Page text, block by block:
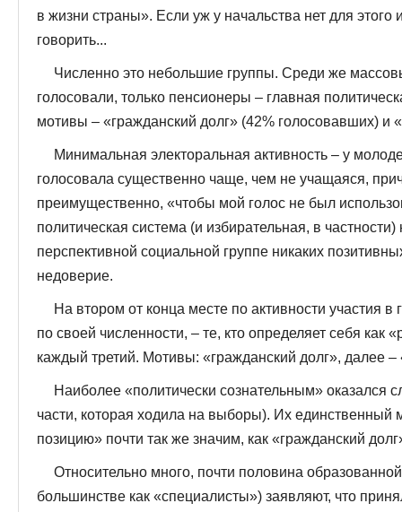
в жизни страны». Если уж у начальства нет для
говорить...
Численно это небольшие группы. Среди же
голосовали, только пенсионеры – главная
мотивы – «гражданский долг» (42% голосовавших) и
Минимальная электоральная активность – у
голосовала существенно чаще, чем не учащаяся,
преимущественно, «чтобы мой голос не был
политическая система (и избирательная, в
перспективной социальной группе никаких
недоверие.
На втором от конца месте по активности участия в
по своей численности, – те, кто определяет себя как
каждый третий. Мотивы: «гражданский долг», далее –
Наиболее «политически сознательным» оказался
части, которая ходила на выборы). Их единственный
позицию» почти так же значим, как «гражданский
Относительно много, почти половина
большинстве как «специалисты») заявляют, что